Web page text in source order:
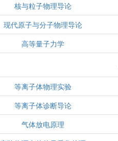
核与粒子物理导论
现代原子与分子物理导论
高等量子力学
等离子体物理实验
等离子体诊断导论
气体放电原理